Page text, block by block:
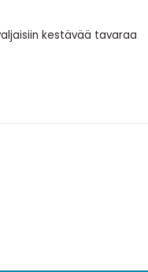
kestävää tavaraa